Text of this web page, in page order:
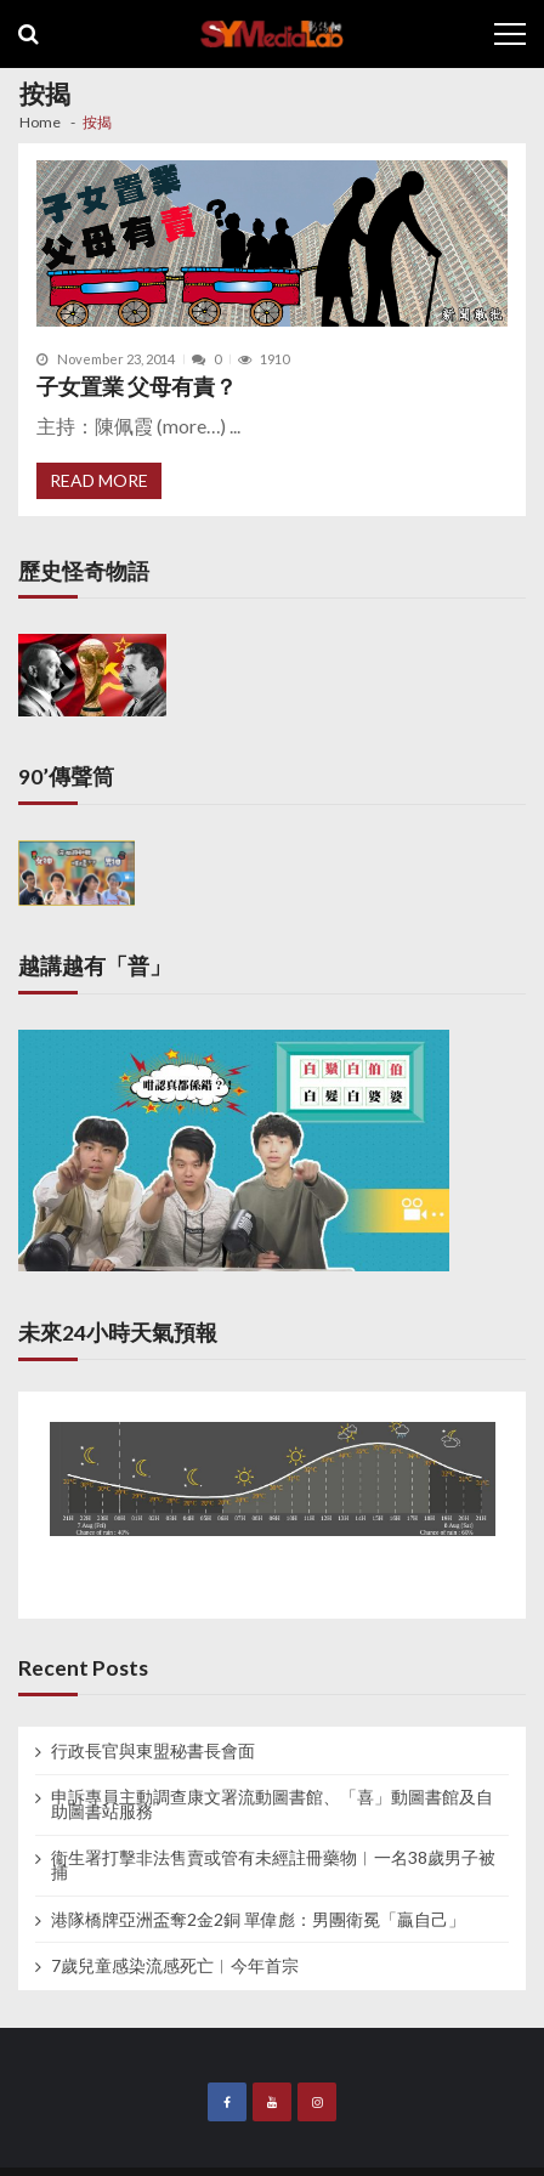
navigation
content
按揭
Home 按揭
November 23, 2014 0 1910
子女置業 父母有責？
主持：陳佩霞 (more…) ...
READ MORE
歷史怪奇物語
90’傳聲筒
越講越有「普」
未來24小時天氣預報
Recent Posts
行政長官與東盟秘書長會面
申訴專員主動調查康文署流動圖書館、「喜」動圖書館及自
助圖書站服務
衞生署打擊非法售賣或管有未經註冊藥物︱一名38歲男子被
捕
港隊橋牌亞洲盃奪2金2銅 單偉彪：男團衛冕「贏自己」
7歲兒童感染流感死亡︱今年首宗